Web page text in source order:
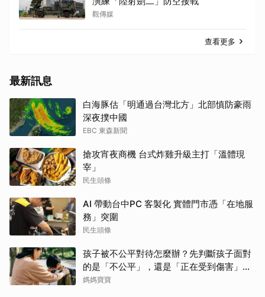
觀傳媒
查看更多
最新訊息
白海豚估「明通過台灣北方」北部慎防豪雨
深夜撲中國
EBC 東森新聞
搶攻宵夜商機 台式炸雞升級主打「溫體現
宰」
民生頭條
AI 帶動台中PC 客製化 實體門市憑「在地服
務」突圍
民生頭條
孩子被不公平對待怎麼辦？先判斷孩子面對
的是「不公平」，還是「正在受到傷害」？
處理方式完全不同
媽媽寶寶